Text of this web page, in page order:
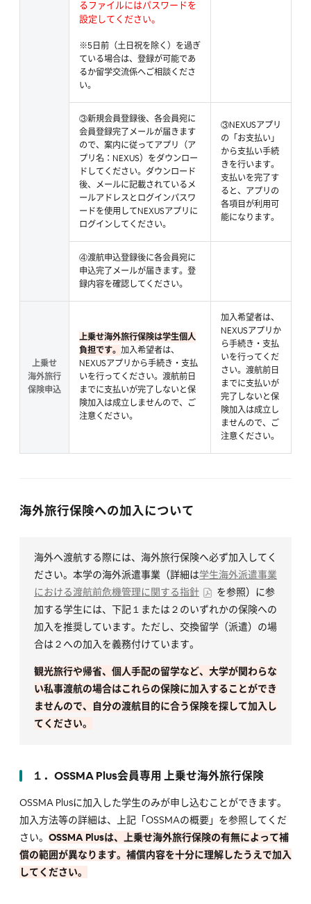
るファイルにはパスワードを
設定してください。
※5日前（土日祝を除く）を過ぎ
ている場合は、登録が可能であ
るか留学交流係へご相談くださ
い。
③新規会員登録後、各会員宛に
会員登録完了メールが届きます
ので、案内に従ってアプリ（ア
プリ名：NEXUS）をダウンロー
ドしてください。ダウンロード
後、メールに記載されているメ
ールアドレスとログインパスワ
ードを使用してNEXUSアプリに
ログインしてください。
③NEXUSアプリ
の「お支払い」
から支払い手続
きを行います。
支払いを完了す
ると、アプリの
各項目が利用可
能になります。
④渡航申込登録後に各会員宛に
申込完了メールが届きます。登
録内容を確認してください。
上乗せ
海外旅行
保険申込
上乗せ海外旅行保険は学生個人
負担です。 加入希望者は、
NEXUSアプリから手続き・支払
いを行ってください。渡航前日
までに支払いが完了しないと保
険加入は成立しませんので、ご
注意ください。
加入希望者は、
NEXUSアプリか
ら手続き・支払
いを行ってくだ
さい。渡航前日
までに支払いが
完了しないと保
険加入は成立し
ませんので、ご
注意ください。
海外旅行保険への加入について
海外へ渡航する際には、海外旅行保険へ必ず加入してく
ださい。本学の海外派遣事業（詳細は学生海外派遣事業
における渡航前危機管理に関する指針
を参照）に参
加する学生には、下記１または２のいずれかの保険への
加入を推奨しています。ただし、交換留学（派遣）の場
合は２への加入を義務付けています。
観光旅行や帰省、個人手配の留学など、大学が関わらな
い私事渡航の場合はこれらの保険に加入することができ
ませんので、自分の渡航目的に合う保険を探して加入し
てください。
１．OSSMA Plus会員専用 上乗せ海外旅行保険
OSSMA Plusに加入した学生のみが申し込むことができます。
加入方法等の詳細は、上記「OSSMAの概要」を参照してくだ
さい。 OSSMA Plusは、上乗せ海外旅行保険の有無によって補
償の範囲が異なります。補償内容を十分に理解したうえで加入
してください。